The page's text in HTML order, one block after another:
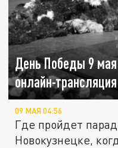
День Победы 9
онлайн-трансляция
09 МАЯ 04:56
Где пройдет
Новокузнецке,